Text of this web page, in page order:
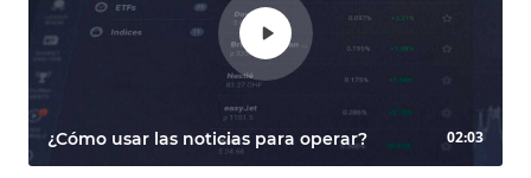
¿Cómo usar las noticias para operar? 02:03